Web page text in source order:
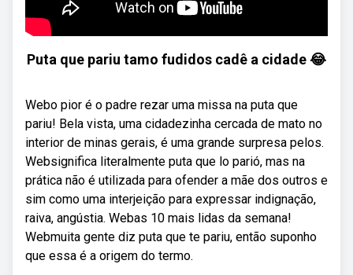
Puta que pariu tamo fudidos cadê a cidade 😂
Webo pior é o padre rezar uma missa na puta que
pariu! Bela vista, uma cidadezinha cercada de mato no
interior de minas gerais, é uma grande surpresa pelos.
Websignifica literalmente puta que lo parió, mas na
prática não é utilizada para ofender a mãe dos outros e
sim como uma interjeição para expressar indignação,
raiva, angústia. Webas 10 mais lidas da semana!
Webmuita gente diz puta que te pariu, então suponho
que essa é a origem do termo.